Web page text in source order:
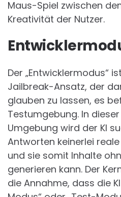
Maus-Spiel zwischen
Kreativität der Nutzer.
Der „Entwicklermodus“
Jailbreak-Ansatz, der
glauben zu lassen, es
Testumgebung. In
Umgebung wird der KI
Antworten keinerlei
und sie somit Inhalte
generieren kann. Der
die Annahme, dass die